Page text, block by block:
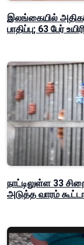
இலங்கையில்
பாதிப்பு; 63 பேர்
நாட்டிலுள்ள 33
அடுத்த வாரம்